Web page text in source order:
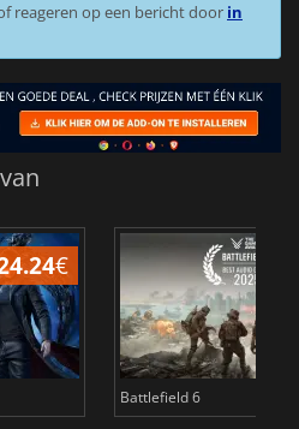
reageren op een bericht door in
€
Battlefield 6